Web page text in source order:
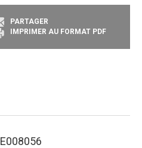
PARTAGER
IMPRIMER AU FORMAT PDF
E008056